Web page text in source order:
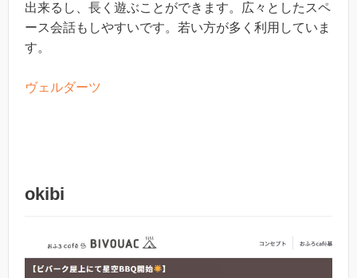
出来るし、長く遊ぶことができます。広々としたスペ
ース会話もしやすいです。若い方が多く利用していま
す。
ヴェルダーツ
okibi